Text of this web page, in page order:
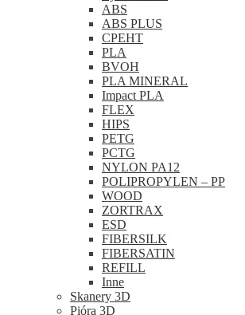
ABS
ABS PLUS
CPEHT
PLA
BVOH
PLA MINERAL
Impact PLA
FLEX
HIPS
PETG
PCTG
NYLON PA12
POLIPROPYLEN – PP
WOOD
ZORTRAX
ESD
FIBERSILK
FIBERSATIN
REFILL
Inne
Skanery 3D
Pióra 3D